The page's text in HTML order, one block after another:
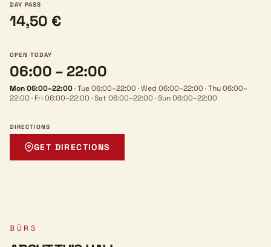
DAY PASS
14,50 €
OPEN TODAY
06:00 – 22:00
Mon 06:00–22:00·Tue 06:00–22:00 ·Wed 06:00–22:00 ·Thu 06:00–
22:00 · Fri 06:00–22:00 ·Sat 06:00–22:00 ·Sun 06:00–22:00
DIRECTIONS
GET DIRECTIONS
BÜRS